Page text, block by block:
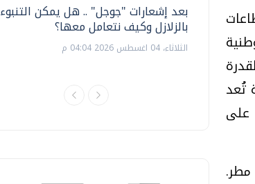
تُعد
على
بعد إشعارات "جوجل" .. هل يمكن التنبوء
بالزلازل وكيف نتعامل معها؟
الثلاثاء، 04 اغسطس 2026 04:04 م